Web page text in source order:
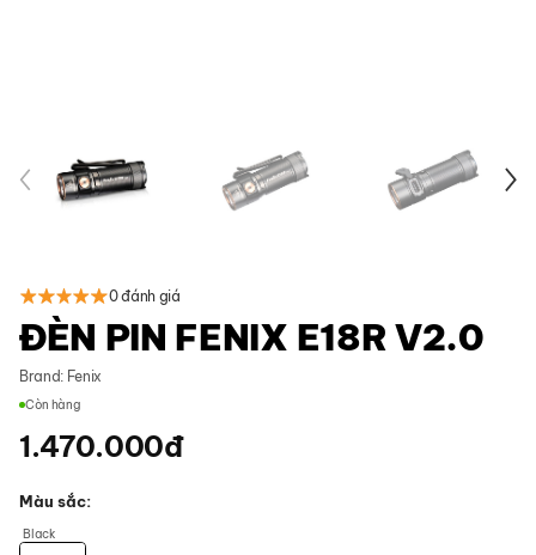
0 đánh giá
ĐÈN PIN FENIX E18R V2.0
Brand: Fenix
Còn hàng
1.470.000đ
Màu sắc
Black